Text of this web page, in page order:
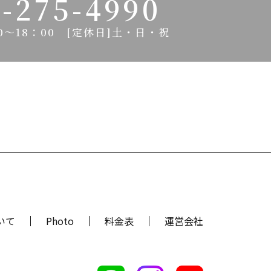
275-4990
～18：00 [定休日]土・日・祝
て Photo 料金表 運営会社